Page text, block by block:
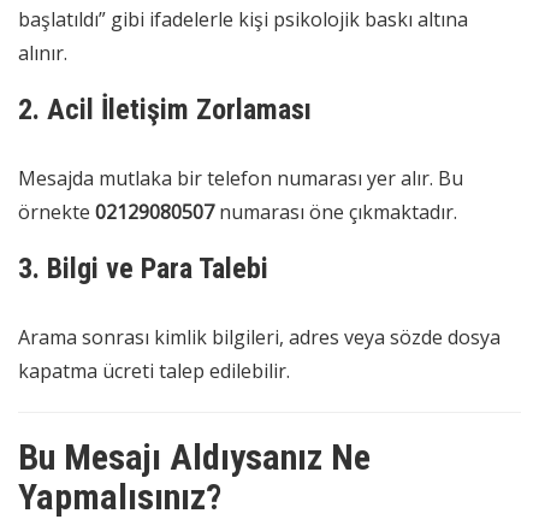
başlatıldı” gibi ifadelerle kişi psikolojik baskı altına
alınır.
2. Acil İletişim Zorlaması
Mesajda mutlaka bir telefon numarası yer alır. Bu
örnekte 02129080507numarası öne çıkmaktadır.
3. Bilgi ve Para Talebi
Arama sonrası kimlik bilgileri, adres veya sözde dosya
kapatma ücreti talep edilebilir.
Bu Mesajı Aldıysanız Ne
Yapmalısınız?